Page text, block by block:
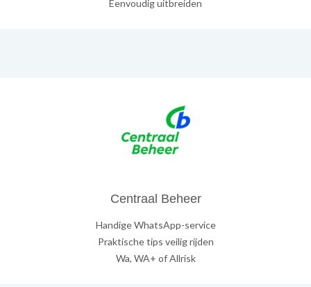
Eenvoudig uitbreiden
Centraal Beheer
Handige WhatsApp-service
Praktische tips veilig rijden
Wa, WA+ of Allrisk